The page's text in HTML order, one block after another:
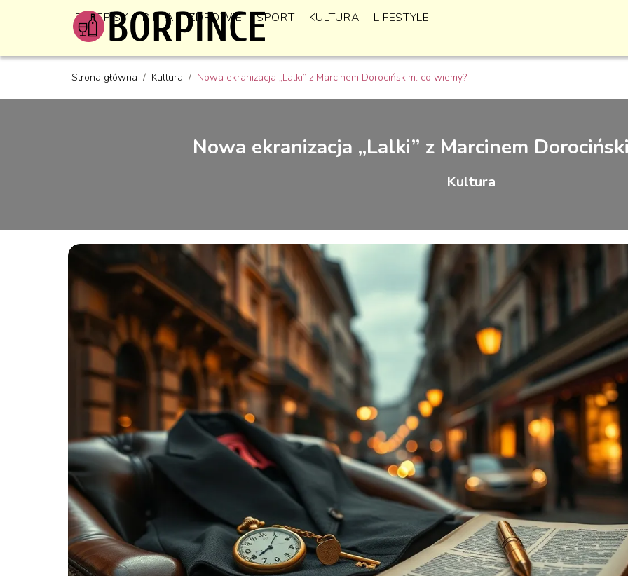
PRZEPISY DIETA ZDROWIE SPORT KULTURA LIFESTYLE
Strona główna / Kultura / Nowa ekranizacja „Lalki” z Marcinem Dorocińskim: co wiemy?
Nowa ekranizacja „Lalki” z Marcinem
Kultura